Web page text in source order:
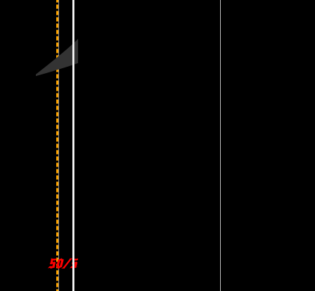
50/50